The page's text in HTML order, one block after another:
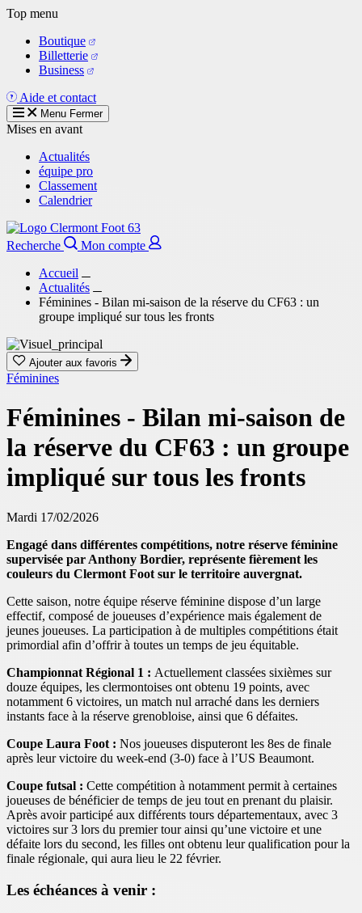
Aller
contenu
principal
Top menu
Boutique
Billetterie
Business
Aide et contact
Menu Fermer
Mises en avant
Actualités
équipe pro
Classement
Calendrier
Recherche
Mon compte
Accueil
Actualités
Féminines - Bilan mi-saison de la réserve du CF63 : un
groupe impliqué sur tous les fronts
Ajouter aux favoris
Féminines
Féminines - Bilan mi-saison de
la réserve du CF63 : un groupe
impliqué sur tous les fronts
Mardi 17/02/2026
Engagé dans différentes compétitions, notre réserve féminine
supervisée par Anthony Bordier, représente fièrement les
couleurs du Clermont Foot sur le territoire auvergnat.
Cette saison, notre équipe réserve féminine dispose d’un large
effectif, composé de joueuses d’expérience mais également de
jeunes joueuses. La participation à de multiples compétitions était
primordial afin d’offrir à toutes un temps de jeu équitable.
Championnat Régional 1 : Actuellement classées sixièmes sur
douze équipes, les clermontoises ont obtenu 19 points, avec
notamment 6 victoires, un match nul arraché dans les derniers
instants face à la réserve grenobloise, ainsi que 6 défaites.
Coupe Laura Foot : Nos joueuses disputeront les 8es de finale
après leur victoire du week-end (3-0) face à l’US Beaumont.
Coupe futsal : Cette compétition à notamment permit à certaines
joueuses de bénéficier de temps de jeu tout en prenant du plaisir.
Après avoir participé aux différents tours départementaux, avec 3
victoires sur 3 lors du premier tour ainsi qu’une victoire et une
défaite lors du second, les filles ont obtenu leur qualification pour la
finale régionale, qui aura lieu le 22 février.
Les échéances à venir :